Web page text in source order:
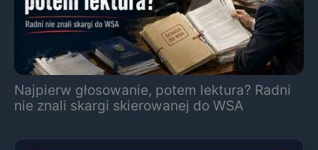
Najpierw głosowanie, potem lektura? Radni
nie znali skargi skierowanej do WSA